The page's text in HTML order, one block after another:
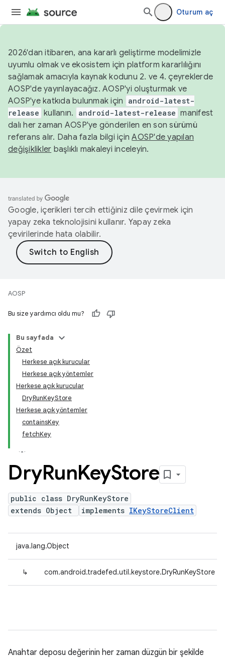
Oturum aç
2026'dan itibaren, ana kararlı geliştirme modelimizle
uyumlu olmak ve ekosistem için platform kararlılığını
sağlamak amacıyla kaynak kodunu 2. ve 4. çeyreklerde
AOSP'de yayınlayacağız. AOSP'yi oluşturmak ve
AOSP'ye katkıda bulunmak için
android-latest-
release kullanın. android-latest-release manifest
dalı her zaman AOSP'ye gönderilen en son sürümü
referans alır. Daha fazla bilgi içinAOSP'de yapılan
değişiklikler başlıklı makaleyi inceleyin.
Google, içerikleri tercih ettiğiniz dile çevirmek için
yapay zeka teknolojisini kullanır. Yapay zeka
çevirilerinde hata olabilir.
AOSP
Bu size yardımcı oldu mu?
Bu sayfada
Özet
Herkese açık kurucular
Herkese açık yöntemler
Herkese açık kurucular
DryRunKeyStore
Herkese açık yöntemler
containsKey
fetchKey
DryRunKeyStore
public class DryRunKeyStore
extends Object
implements IKeyStoreClient
java.lang.Object
↳ com.android.tradefed.util.keystore.DryRunKeyStore
Anahtar deposu değerinin her zaman düzgün bir şekilde